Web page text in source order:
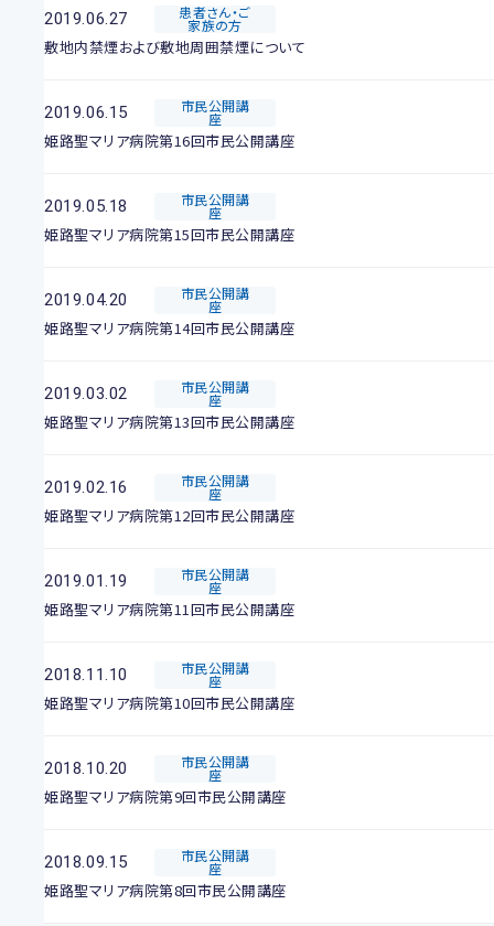
2019.06.27 患者さん・ご
家族の方
敷地内禁煙および敷地周囲禁煙について
2019.06.15 市民公開講
座
姫路聖マリア病院第16回市民公開講座
2019.05.18 市民公開講
座
姫路聖マリア病院第15回市民公開講座
2019.04.20 市民公開講
座
姫路聖マリア病院第14回市民公開講座
2019.03.02 市民公開講
座
姫路聖マリア病院第13回市民公開講座
2019.02.16 市民公開講
座
姫路聖マリア病院第12回市民公開講座
2019.01.19 市民公開講
座
姫路聖マリア病院第11回市民公開講座
2018.11.10 市民公開講
座
姫路聖マリア病院第10回市民公開講座
2018.10.20 市民公開講
座
姫路聖マリア病院第9回市民公開講座
2018.09.15 市民公開講
座
姫路聖マリア病院第8回市民公開講座